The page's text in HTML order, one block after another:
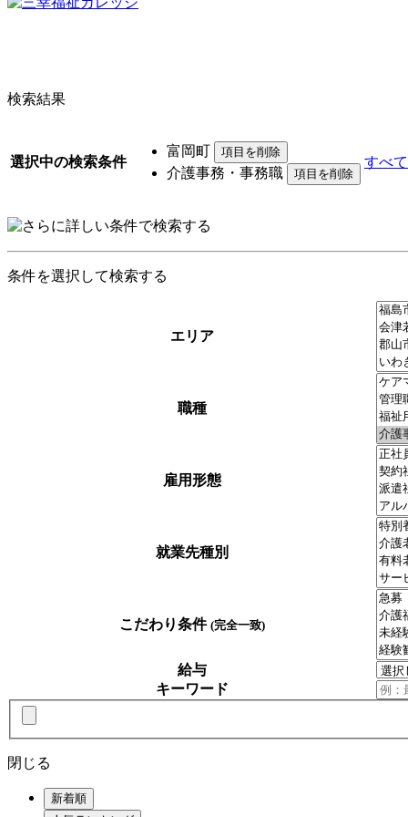
検索結果
選択中の検索条件
富岡町
介護事務・事務職
すべ
条件を選択して検索する
エリア
職種
雇用形態
就業先種別
こだわり条件 (完全一致)
給与
キーワード
閉じる
新着順